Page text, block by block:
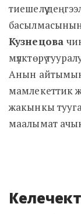
тиешелүү
Кузнецова
мүлктөрү
Анын
мамлекеттик
жакынкы
маалымат